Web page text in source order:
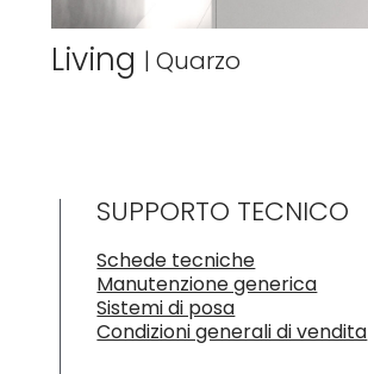
Living |Quarzo
SUPPORTO TECNICO
Schede tecniche
Manutenzione generica
Sistemi di posa
Condizioni generali di vendita